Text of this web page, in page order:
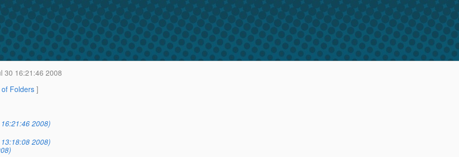
30 16:21:46 2008
Folders ]
2008)
2008)